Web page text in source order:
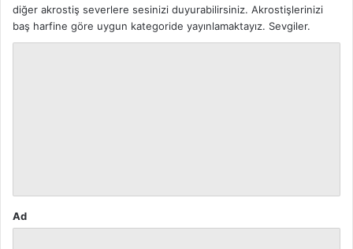
diğer akrostiş severlere sesinizi duyurabilirsiniz. Akrostişlerinizi
baş harfine göre uygun kategoride yayınlamaktayız. Sevgiler.
Ad